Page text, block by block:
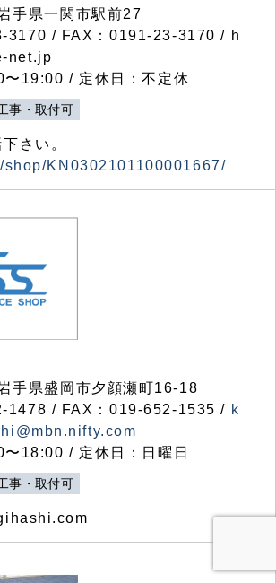
県一関市駅前27
3170 / FAX：0191-23-3170 / h
net.jp
〜19:00 / 定休日：不定休
事・取付可
さい。
KN0302101100001667/
県盛岡市夕顔瀬町16-18
1478 / FAX：019-652-1535 / k
18:00 / 定休日：日曜日
事・取付可